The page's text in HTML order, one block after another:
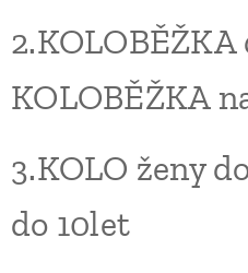
KOLOBĚŽKA
3.KOLO ženy
do 10let